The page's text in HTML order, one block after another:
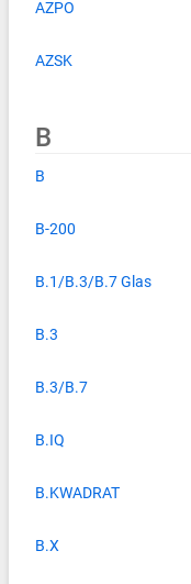
AZPO
AZSK
B
B
B-200
B.1/B.3/B.7 Glas
B.3
B.3/B.7
B.IQ
B.KWADRAT
B.X